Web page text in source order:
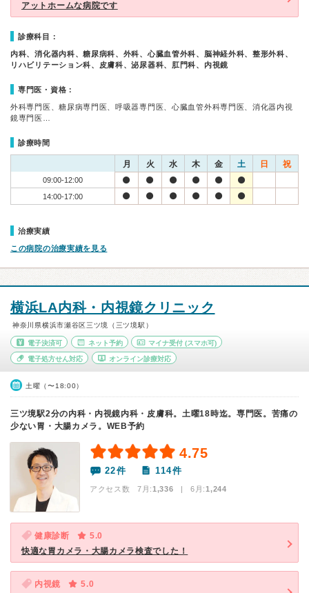
アットホームな病院です
診療科目：
内科、消化器内科、糖尿病科、外科、心臓血管外科、脳神経外科、整形外科、
リハビリテーション科、皮膚科、泌尿器科、肛門科、内視鏡
専門医・資格：
外科専門医、糖尿病専門医、呼吸器専門医、心臓血管外科専門医、消化器内視
鏡専門医…
診療時間
月 火 水 木 金 土 日 祝
09:00-12:00
14:00-17:00
治療実績
この病院の治療実績を見る
横浜LA内科・内視鏡クリニック
神奈川県横浜市瀬谷区三ツ境（三ツ境駅）
電子決済可 ネット予約 マイナ受付 (スマホ可)
電子処方せん対応 オンライン診療対応
土曜（〜18:00）
三ツ境駅2分の内科・内視鏡内科・皮膚科。土曜18時迄。専門医。苦痛の
少ない胃・大腸カメラ。WEB予約
4.75
22件 114件
アクセス数 7月:1,336 | 6月:1,244
健康診断
5.0
快適な胃カメラ・大腸カメラ検査でした！
内視鏡 5.0